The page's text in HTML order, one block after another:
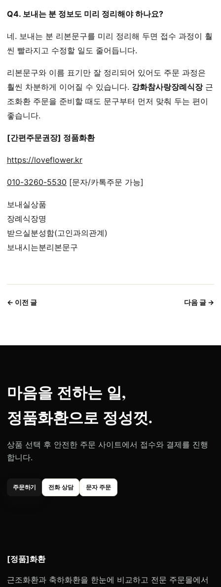
Q4. 보내는 분 정보도 미리 정리해야 하나요?
네. 보내는 분 리본문구를 미리 정리해 두면 접수 과정이 훨
씬 빨라지고 수정할 일도 줄어듭니다.
리본문구와 이름 표기만 잘 정리되어 있어도 주문 과정은
훨씬 차분하게 이어질 수 있습니다. 강화참사랑장례식장근
조화환 주문을 준비할 때도 문구부터 먼저 맞춰 두는 편이
좋습니다.
[간편주문권장] 정품화환
https://loveflower.kr
010-3260-5530 [문자/카톡주문 가능]
보내실상품
장례식장명
받으실분성함(고인과의관계)
보내시는분리본문구
← 이전 글 다음 글 →
마음을 전하는 일,
정품화환으로 정성껏.
상품 선택 후 안전한 주문 사이트에서 접수와 결제를 진행
합니다.
주문하기 전화 상담 문자 주문
[정품]화환
근조화환과 축하화환을 한눈에 비교하고 전문 주문몰에서